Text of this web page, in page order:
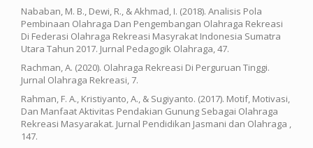
Nababan, M. B., Dewi, R., & Akhmad, I. (2018). Analisis Pola
Pembinaan Olahraga Dan Pengembangan Olahraga Rekreasi
Di Federasi Olahraga Rekreasi Masyrakat Indonesia Sumatra
Utara Tahun 2017. Jurnal Pedagogik Olahraga, 47.
Rachman, A. (2020). Olahraga Rekreasi Di Perguruan Tinggi.
Jurnal Olahraga Rekreasi, 7.
Rahman, F. A., Kristiyanto, A., & Sugiyanto. (2017). Motif, Motivasi,
Dan Manfaat Aktivitas Pendakian Gunung Sebagai Olahraga
Rekreasi Masyarakat. Jurnal Pendidikan Jasmani dan Olahraga ,
147.